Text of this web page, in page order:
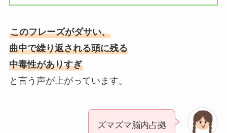
このフレーズがダサい、
曲中で繰り返される頭に残る
中毒性がありすぎ
と言う声が上がっています。
ズマズマ脳内占拠